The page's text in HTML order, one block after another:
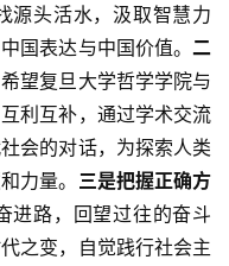
源头活水，汲取智慧力
国表达与中国价值。 二
希望复旦大学哲学学院与
利互补，通过学术交流
会的对话，为探索人类
力量。 三是把握正确方
进路，回望过往的奋斗
之变，自觉践行社会主